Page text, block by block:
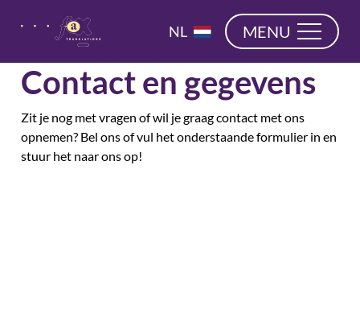
NL
DE
MENU
Contact en gegevens
Zit je nog met vragen of wil je graag contact met ons
opnemen? Bel ons of vul het onderstaande formulier in en
stuur het naar ons op!